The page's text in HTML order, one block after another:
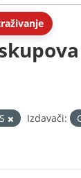
Izdavači: